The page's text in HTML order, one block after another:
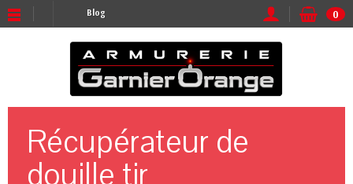
Blog 0
Récupérateur de